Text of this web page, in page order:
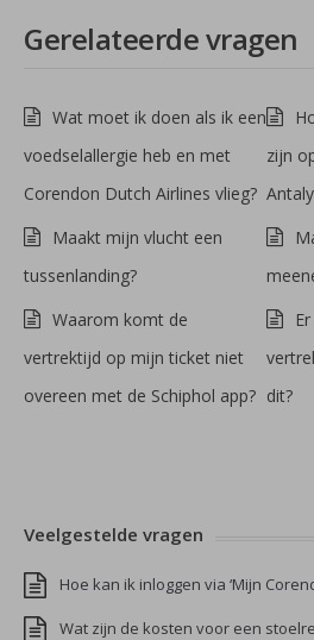
Gerelateerde vragen
Wat moet ik doen als ik een
voedselallergie heb en met
Corendon Dutch Airlines vlieg?
zijn
Maakt mijn vlucht een
tussenlanding?
Waarom komt de
vertrektijd op mijn ticket niet
overeen met de Schiphol app? dit?
Veelgestelde vragen
Hoe kan ik inloggen via ‘Mijn
Wat zijn de kosten voor een